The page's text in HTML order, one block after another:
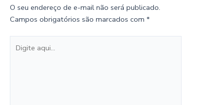
O seu endereço de e-mail não será publicado.
Campos obrigatórios são marcados com *
aqui...